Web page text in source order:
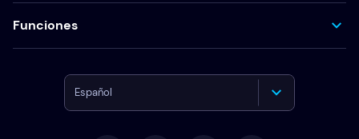
Funciones
Español